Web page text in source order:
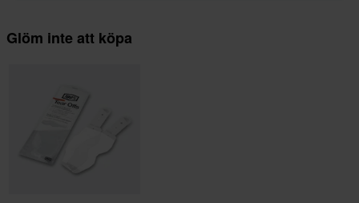
Glöm inte att köpa